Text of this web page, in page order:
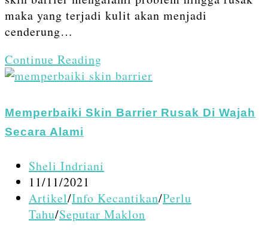
maka yang terjadi kulit akan menjadi
cenderung…
Continue Reading
Memperbaiki
Barrier
Samping
Memperbaiki Skin Barrier Rusak Di Wajah
Secara Alami
Post
author:
Sheli Indriani
Post
published:
11/11/2021
Post
category:
Artikel/Info Kecantikan/Perlu
Tahu/Seputar Maklon